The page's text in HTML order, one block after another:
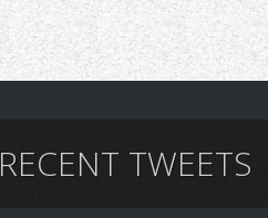
RECENT TWEETS